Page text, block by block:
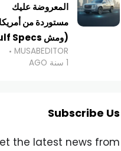
المعروضة عليك
مستوردة من أمريكا
(ومش Gulf Specs)
MUSABEDITOR
1 سنة AGO
Subscribe Us
the latest news from